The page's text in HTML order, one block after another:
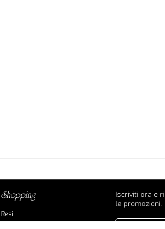
shopping
Resi
Iscriviti ora e
le promozioni.